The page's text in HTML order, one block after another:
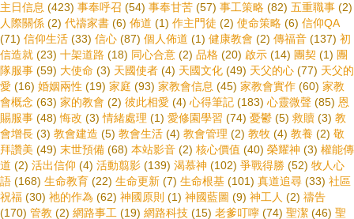
主日信息 (423) 事奉呼召 (54) 事奉甘苦 (57) 事工策略 (82) 五重職事 (2)
人際關係 (2) 代禱家書 (6) 佈道 (1) 作主門徒 (2) 使命策略 (6) 信仰QA
(71) 信仰生活 (33) 信心 (87) 個人佈道 (1) 健康教會 (2) 傳福音 (137) 初
信造就 (23) 十架道路 (18) 同心合意 (2) 品格 (20) 啟示 (14) 團契 (1) 團
隊服事 (59) 大使命 (3) 天國使者 (4) 天國文化 (49) 天父的心 (77) 天父的
愛 (16) 婚姻兩性 (19) 家庭 (93) 家教會信息 (45) 家教會實作 (60) 家教
會概念 (63) 家的教會 (2) 彼此相愛 (4) 心得筆記 (183) 心靈微聲 (85) 恩
賜服事 (48) 悔改 (3) 情緒處理 (1) 愛修園學習 (74) 憂鬱 (5) 救贖 (3) 教
會增長 (3) 教會建造 (5) 教會生活 (4) 教會管理 (2) 教牧 (4) 教養 (2) 敬
拜讚美 (49) 末世預備 (68) 本站影音 (2) 核心價值 (40) 榮耀神 (3) 權能傳
道 (2) 活出信仰 (4) 活動翦影 (139) 渴慕神 (102) 爭戰得勝 (52) 牧人心
語 (168) 生命教育 (22) 生命更新 (7) 生命根基 (101) 真道追尋 (33) 社區
祝福 (30) 祂的作為 (62) 神國原則 (1) 神國藍圖 (9) 神工人 (2) 禱告
(170) 管教 (2) 網路事工 (19) 網路科技 (15) 老爹叮嚀 (74) 聖潔 (46) 聖